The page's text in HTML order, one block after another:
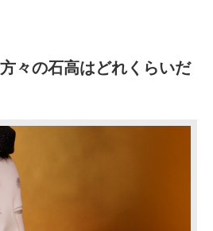
々の石高はどれくらいだ